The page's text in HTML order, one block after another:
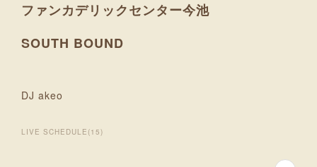
ファンカデリックセンター今池
SOUTH BOUND
DJ akeo
LIVE SCHEDULE (15)